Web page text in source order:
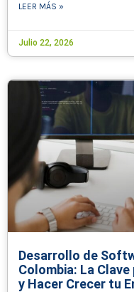
LEER MÁS »
Julio 22, 2026
Desarrollo de
Colombia: La
y Hacer Crecer tu